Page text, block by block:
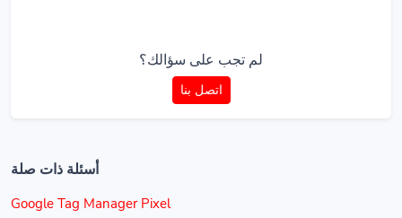
لم تجب على سؤالك؟
اتصل بنا
أسئلة ذات صلة
Google Tag Manager Pixel